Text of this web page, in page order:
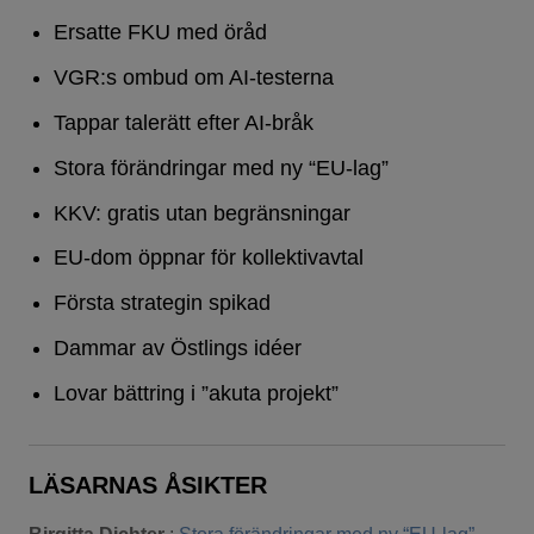
Ersatte FKU med öråd
VGR:s ombud om AI-testerna
Tappar talerätt efter AI-bråk
Stora förändringar med ny “EU-lag”
KKV: gratis utan begränsningar
EU-dom öppnar för kollektivavtal
Första strategin spikad
Dammar av Östlings idéer
Lovar bättring i ”akuta projekt”
LÄSARNAS ÅSIKTER